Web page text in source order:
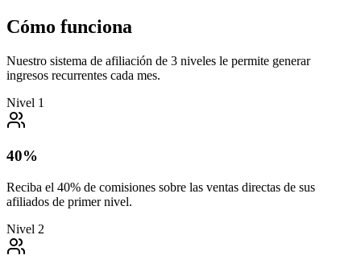
Cómo funciona
Nuestro sistema de afiliación de 3 niveles le permite generar
ingresos recurrentes cada mes.
Nivel 1
40%
Reciba el 40% de comisiones sobre las ventas directas de sus
afiliados de primer nivel.
Nivel 2